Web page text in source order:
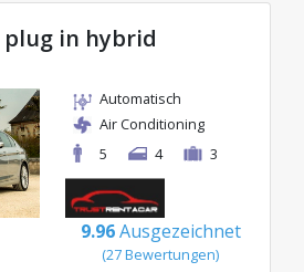
plug in hybrid
Automatisch
Air Conditioning
5
4 3
9.96 Ausgezeichnet
(27 Bewertungen)